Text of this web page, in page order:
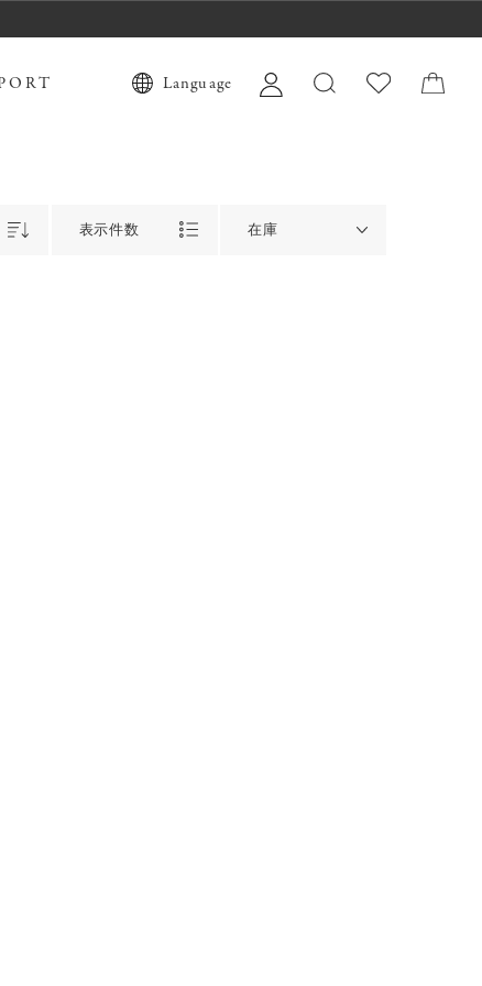
Language
表示件数 在庫